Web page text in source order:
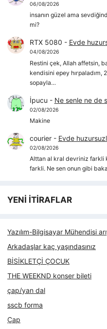
06/08/2026
insanın güzel ama
mi?
RTX 5080 - Evde
04/08/2026
Restini çek, Allah affetsin,
kendisini epey hırpaladım,
sopayla…
İpucu - Ne senle ne de
02/08/2026
Makine
courier- Evde
02/08/2026
Alttan al kral devriniz farkli
farkli. Ne sen onun gibi
YENİ İTİRAFLAR
Yazılım-Bilgisayar Mühendisi
Arkadaşlar kaç yaşındasınız
BİSİKLETÇİ ÇOCUK
THE WEEKND konser bileti
çap/yan dal
sscb forma
Çap